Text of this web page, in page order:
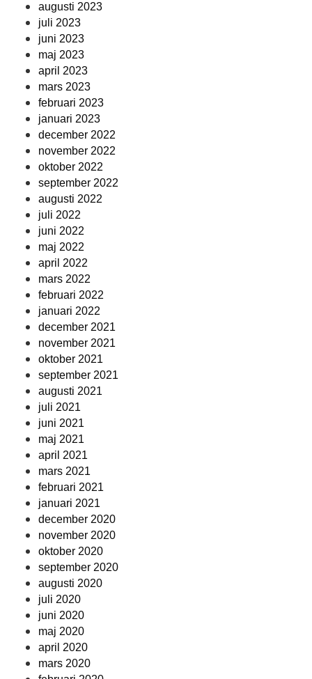
augusti 2023
juli 2023
juni 2023
maj 2023
april 2023
mars 2023
februari 2023
januari 2023
december 2022
november 2022
oktober 2022
september 2022
augusti 2022
juli 2022
juni 2022
maj 2022
april 2022
mars 2022
februari 2022
januari 2022
december 2021
november 2021
oktober 2021
september 2021
augusti 2021
juli 2021
juni 2021
maj 2021
april 2021
mars 2021
februari 2021
januari 2021
december 2020
november 2020
oktober 2020
september 2020
augusti 2020
juli 2020
juni 2020
maj 2020
april 2020
mars 2020